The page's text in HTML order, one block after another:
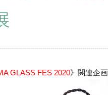
GLASS FES 2020》関連企画